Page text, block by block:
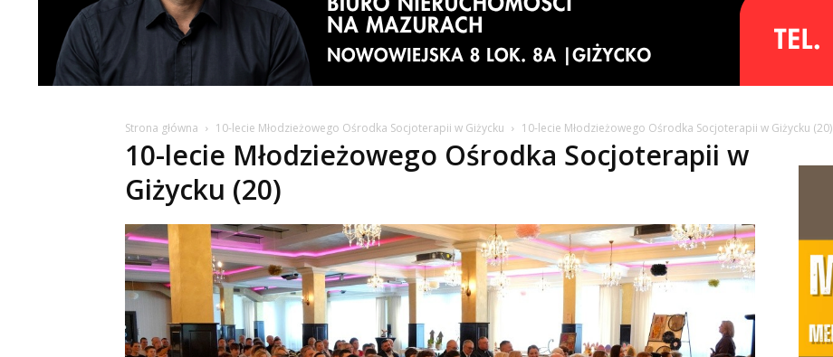
Strona główna 10-lecie Młodzieżowego Ośrodka Socjoterapii w Giżycku 10-lecie Młodzieżowego Ośrodka Socjoterapii w Giżycku (20)
10-lecie Młodzieżowego Ośrodka Socjoterapii w
Giżycku (20)